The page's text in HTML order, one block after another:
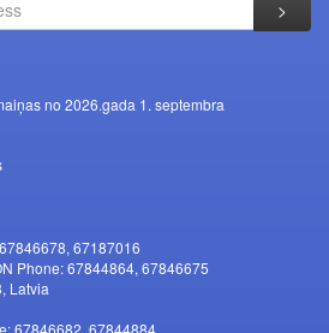
no 2026.gada 1. septembra
67187016
Phone: 67844864, 67846675
Latvia
67846682, 67844884